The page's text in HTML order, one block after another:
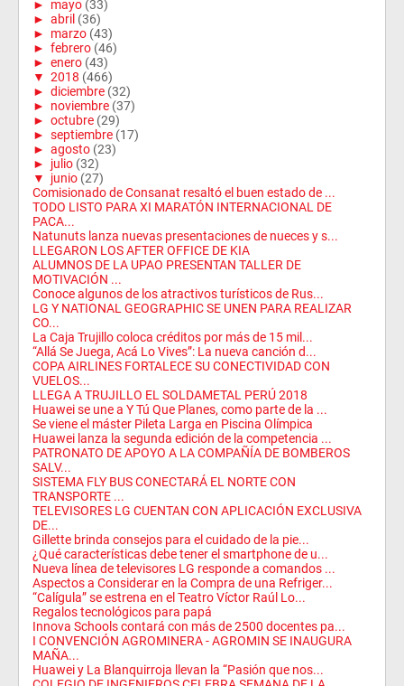
► mayo (33)
► abril (36)
► marzo (43)
► febrero (46)
► enero (43)
▼ 2018 (466)
► diciembre (32)
► noviembre (37)
► octubre (29)
► septiembre (17)
► agosto (23)
► julio (32)
▼
junio (27)
Comisionado de Consanat resaltó el buen estado de ...
TODO LISTO PARA XI MARATÓN INTERNACIONAL DE
PACA...
Natunuts lanza nuevas presentaciones de nueces y s...
LLEGARON LOS AFTER OFFICE DE KIA
ALUMNOS DE LA UPAO PRESENTAN TALLER DE
MOTIVACIÓN ...
Conoce algunos de los atractivos turísticos de Rus...
LG Y NATIONAL GEOGRAPHIC SE UNEN PARA REALIZAR
CO...
La Caja Trujillo coloca créditos por más de 15 mil...
“Allá Se Juega, Acá Lo Vives”: La nueva canción d...
COPA AIRLINES FORTALECE SU CONECTIVIDAD CON
VUELOS...
LLEGA A TRUJILLO EL SOLDAMETAL PERÚ 2018
Huawei se une a Y Tú Que Planes, como parte de la ...
Se viene el máster Pileta Larga en Piscina Olímpica
Huawei lanza la segunda edición de la competencia ...
PATRONATO DE APOYO A LA COMPAÑÍA DE BOMBEROS
SALV...
SISTEMA FLY BUS CONECTARÁ EL NORTE CON
TRANSPORTE ...
TELEVISORES LG CUENTAN CON APLICACIÓN EXCLUSIVA
DE...
Gillette brinda consejos para el cuidado de la pie...
¿Qué características debe tener el smartphone de u...
Nueva línea de televisores LG responde a comandos ...
Aspectos a Considerar en la Compra de una Refriger...
“Calígula” se estrena en el Teatro Víctor Raúl Lo...
Regalos tecnológicos para papá
Innova Schools contará con más de 2500 docentes pa...
I CONVENCIÓN AGROMINERA - AGROMIN SE INAUGURA
MAÑA...
Huawei y La Blanquirroja llevan la “Pasión que nos...